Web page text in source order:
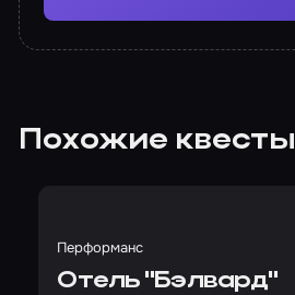
Похожие квесты
Перформанс
Отель "Бэлвард"